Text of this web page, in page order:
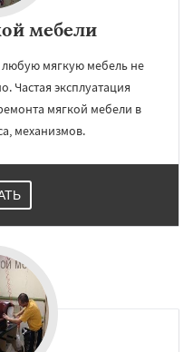
мебели
любую мягкую мебель не
Частая эксплуатация
мягкой мебели в
механизмов.